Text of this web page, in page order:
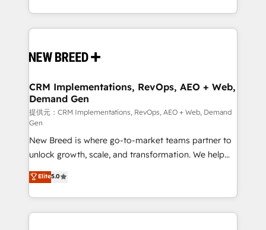
Breeze・Claude等をHubSpotと連携させ、役割定義・
革を、構想から実装・定着までPMOとして主導。「設
の統合・浸透・変革管理を実行します。 ▸ CMS戦略設
計・構築：リード獲得・CVR・SEOを前提にした情報設
計・導線設計・テンプレート設計をContent Hubで一体
提供。 ▸ 既存CRM・MAからの移行支援：Salesforce・
Marketo・Pardot等からの移行、カスタム設計、履歴
データ移行と活用設計まで。 ▸ AEO対応：ChatGPT・
ンツとサイト構造を最適化。 🏆 なぜ100incを選ぶの
か？ ✓ HubSpot Eliteパートナー認定 ✓ HubSpotアワ
ード受賞・HUGリーダー ✓ ISO27001:2022 /
Software) and Point Success Media (Paid Media),
making this the official home for all three brands. 🔄
and system integrations powered by Globalia’s
trainers to drive platform adoption. 📈 Revenue
Generation - Full-funnel marketing and high-
performance advertising via Point Success Media. -
Expert deployment of Breeze AI and custom agents
to automate growth. 🏆 Elite Excellence - 8 platform
accreditations and deep HIPAA-compliance
expertise. - A team of 250+ experts dedicated to
your resilient growth.
CRM Implementations, RevOps, AEO + Web,
Demand Gen
提供元：CRM Implementations, RevOps, AEO + Web, Demand
Gen
New Breed is where go-to-market teams partner to
unlock growth, scale, and transformation. We help
companies activate HubSpot’s AI-powered
customer platform and operationalize HubSpot’s
Loop Marketing framework through expert-led
services, smart agents, and purpose-built apps,
Elite5.0